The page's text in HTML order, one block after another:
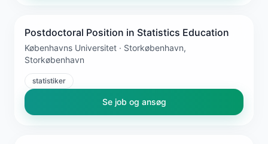
Postdoctoral Position in Statistics Education
Københavns Universitet · Storkøbenhavn,
Storkøbenhavn
statistiker
Se job og ansøg